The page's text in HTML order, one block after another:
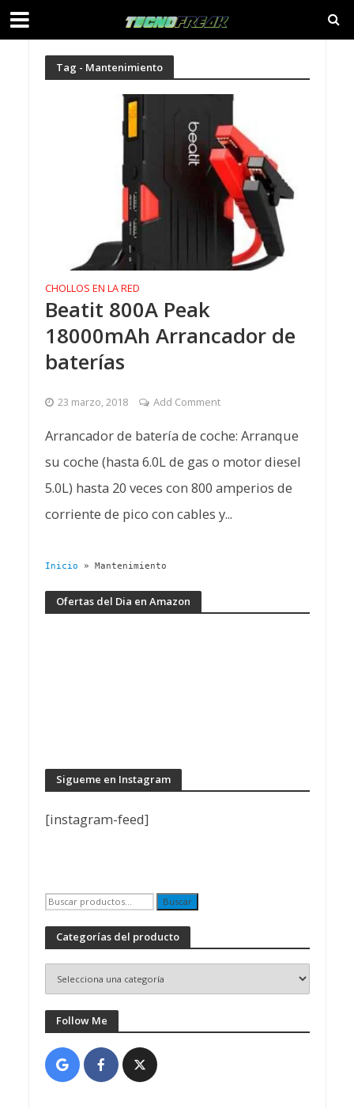
Tag - Mantenimiento
CHOLLOS EN LA RED
Beatit 800A Peak
18000mAh Arrancador de
baterías
23 marzo, 2018 Add Comment
Arrancador de batería de coche: Arranque
su coche (hasta 6.0L de gas o motor diesel
5.0L) hasta 20 veces con 800 amperios de
corriente de pico con cables y...
Inicio » Mantenimiento
Ofertas del Dia en Amazon
Sigueme en Instagram
[instagram-feed]
Buscar
por:
Buscar
Categorías del producto
Follow Me